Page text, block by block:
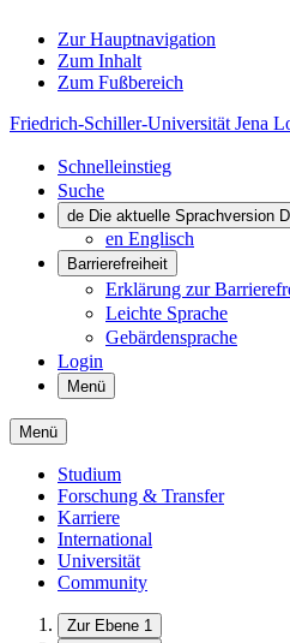
Zur Hauptnavigation
Zum Inhalt
Zum Fußbereich
Friedrich-Schiller-Universität Jena
Schnelleinstieg
Suche
de Die aktuelle Sprachversion
en Englisch
Barrierefreiheit
Erklärung zur
Leichte Sprache
Gebärdensprache
Login
Menü
Menü
Studium
Forschung & Transfer
Karriere
International
Universität
Community
Zur Ebene 1